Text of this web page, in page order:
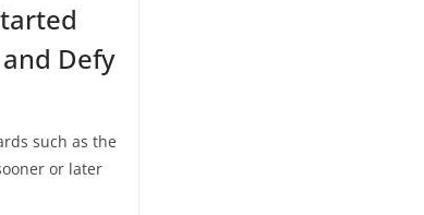
Defy
such as the
or later